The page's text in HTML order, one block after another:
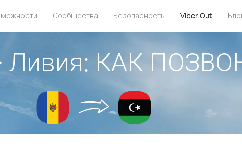
Сообщества Безопасность Viber Out
Ливия: КАК